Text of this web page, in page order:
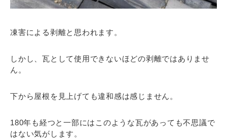
凍害による剥離と思われます。
しかし、瓦として使用できないほどの剥離ではありませ
ん。
下から屋根を見上げても違和感は感じません。
180年も経つと一部にはこのような瓦があっても不思議で
はない気がします。